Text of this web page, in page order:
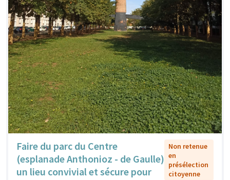
Faire du parc du Centre
(esplanade Anthonioz - de Gaulle)
un lieu convivial et sécure pour
Non retenue
en
présélection
citoyenne